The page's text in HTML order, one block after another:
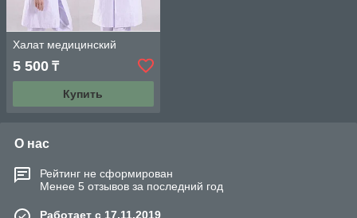
Халат медицинский
5 500 ₸
Купить
О нас
Рейтинг не сформирован
Менее 5 отзывов за последний год
Работает с 17.11.2019